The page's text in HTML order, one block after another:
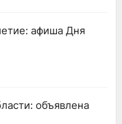
афиша Дня
объявлена